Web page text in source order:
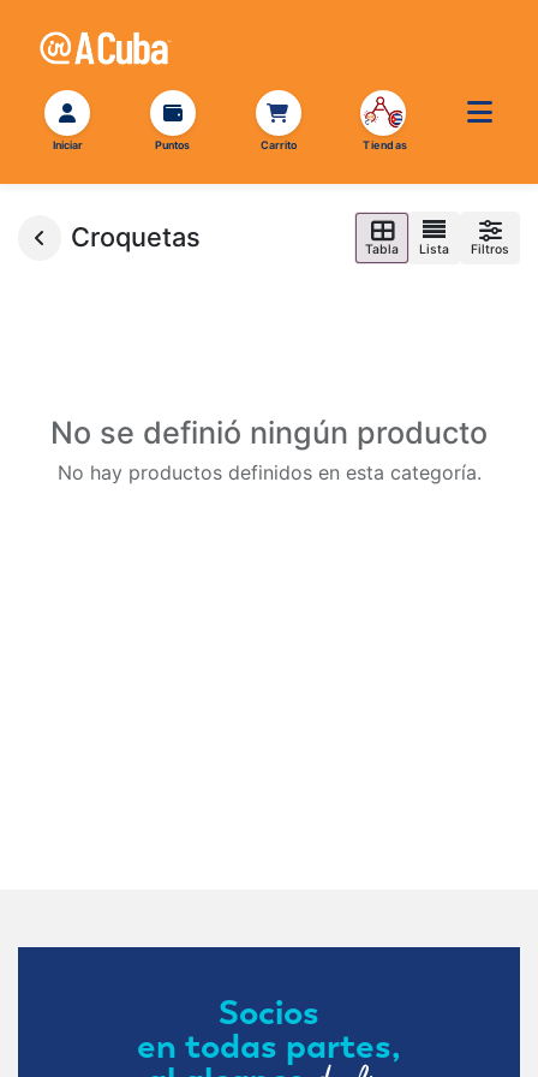
Croquetas Tabla Lista Filtros
No se definió ningún producto
No hay productos definidos en esta categoría.
Socios
en todas partes,